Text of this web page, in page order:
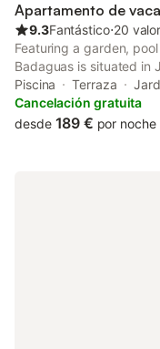
Apartamento de
9.3Fantástico⋅20
Featuring a garden,
Badaguas is situated in
terrace and free private
and is located 32 km
Piscina Terraza
Cancelación gratuita
desde 189 € por noche